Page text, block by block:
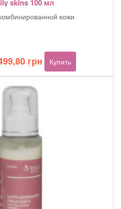
skins 100 мл
кожи
цена
588,00 грн.
грнТекущая
цена:
Купить